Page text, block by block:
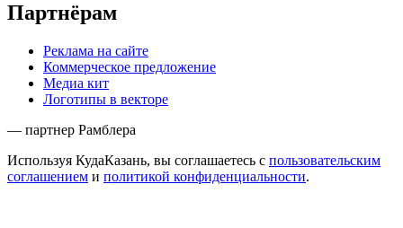
Партнёрам
Реклама на сайте
Коммерческое предложение
Медиа кит
Логотипы в векторе
— партнер Рамблера
Используя КудаКазань, вы соглашаетесь с пользовательским
соглашением и политикой конфиденциальности.